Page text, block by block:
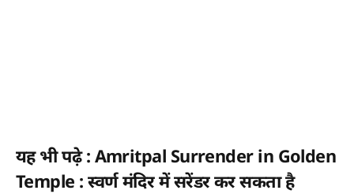
यह भी पढ़े : Amritpal Surrender in Golden
Temple : स्वर्ण मंदिर में सरेंडर कर सकता है